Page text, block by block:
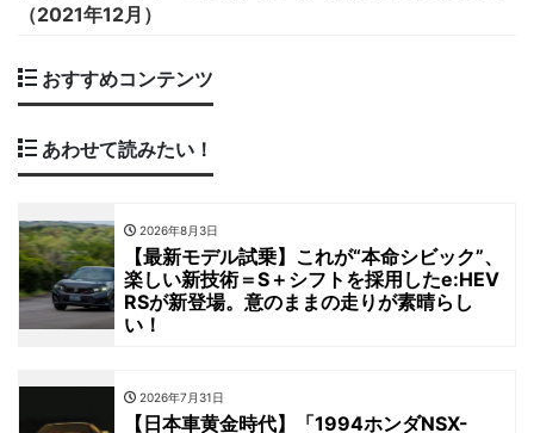
（2021年12月）
おすすめコンテンツ
あわせて読みたい！
2026年8月3日
【最新モデル試乗】これが“本命シビック”、
楽しい新技術＝S＋シフトを採用したe:HEV
RSが新登場。意のままの走りが素晴らし
い！
2026年7月31日
【日本車黄金時代】「1994ホンダNSX-